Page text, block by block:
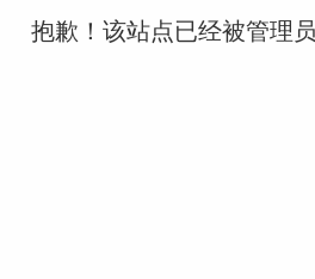
抱歉！该站点已经被管理